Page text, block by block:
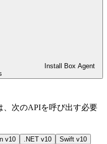
Install Box Agent
、次のAPIを呼び出す必要
v10 .NET v10
Swift v10